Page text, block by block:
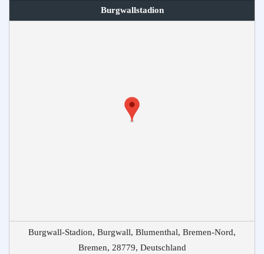
Burgwallstadion
Burgwall-Stadion, Burgwall, Blumenthal, Bremen-Nord,
Bremen, 28779, Deutschland